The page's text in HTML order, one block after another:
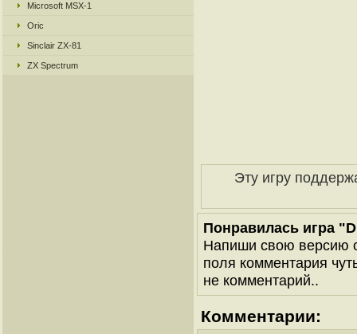
Microsoft MSX-1
Oric
Sinclair ZX-81
ZX Spectrum
Эту игру
Понравилась игра
Напиши свою версию
поля комментария
не комментарий..
Комментарии: